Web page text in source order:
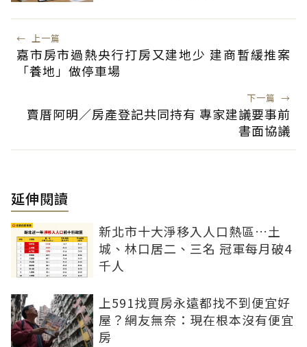
← 上一篇
嘉市房市過熱央行打房又建地少 建商暫緩推案
「養地」做停車場
下一篇 →
賣厝阿明／房產登記共同持有 專家建議要事前
書面協議
延伸閱讀
新北市十大淨移入人口熱區…土
城、林口居二、三名 冠軍每月破4
千人
上591找買房永遠都找不到便宜好
屋？網友無奈：現在根本沒有便宜
房